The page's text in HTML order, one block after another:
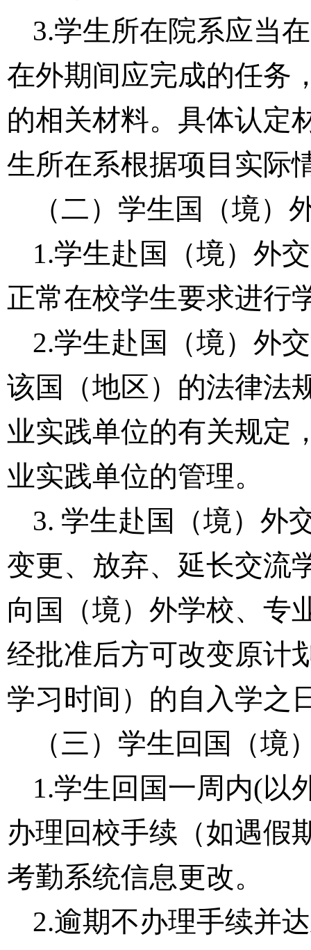
3.学生所在院系应当在
在外期间应完成的任务
的相关材料。 具体认定
生所在系根据项目实际
（二）学生国（境）
1.学生赴国（境）外
正常在校学生要求进行
2.学生赴国（境）外
该国（地区）的法律法
业实践单位的有关规定
业实践单位的管理。
3. 学生赴国（境）外
变更、放弃、延长交流
向国（境）外学校、专
经批准后方可改变原计
学习时间）的自入学之
（三） 学生回 国 （境
1.学生回国一周内(以
办理回校手续（如遇假
考勤系统信息更改。
2.逾期不办理手续并